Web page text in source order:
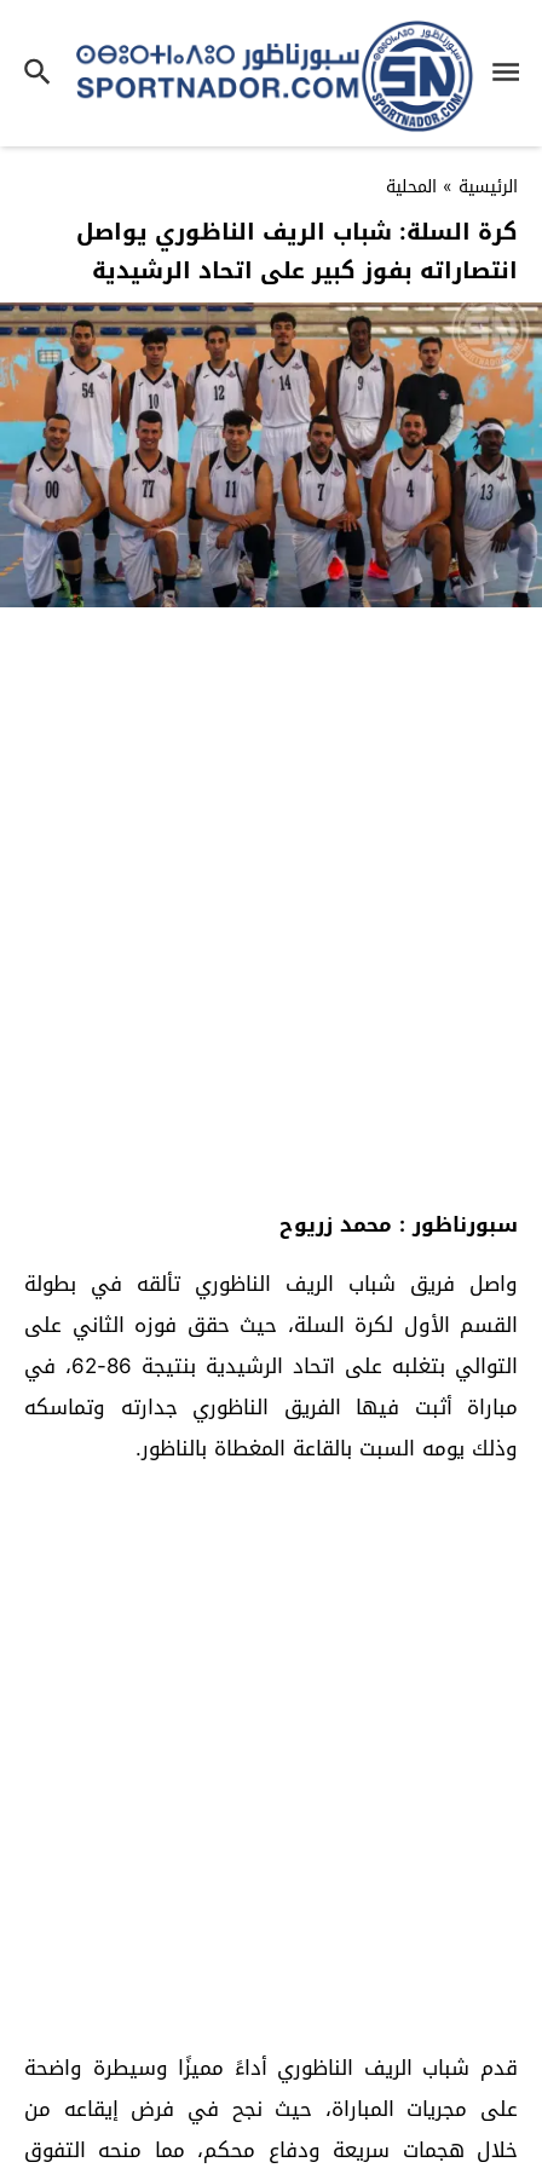
الرئيسية » المحلية
كرة السلة: شباب الريف الناظوري يواصل
انتصاراته بفوز كبير على اتحاد الرشيدية
سبورناظور : محمد زريوح
واصل فريق شباب الريف الناظوري تألقه في بطولة
القسم الأول لكرة السلة، حيث حقق فوزه الثاني على
التوالي بتغلبه على اتحاد الرشيدية بنتيجة 86-62، في
مباراة أثبت فيها الفريق الناظوري جدارته وتماسكه
وذلك يومه السبت بالقاعة المغطاة بالناظور.
قدم شباب الريف الناظوري أداءً مميزًا وسيطرة واضحة
على مجريات المباراة، حيث نجح في فرض إيقاعه من
خلال هجمات سريعة ودفاع محكم، مما منحه التفوق